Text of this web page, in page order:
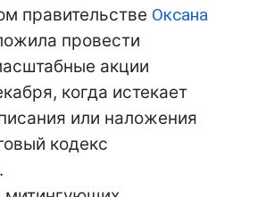
правительстве Оксана
провести
акции
когда истекает
или наложения
кодекс